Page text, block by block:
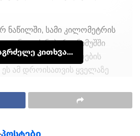
ნაწილში, სამი კილომეტრის
ყინულის ნაბურღ ნიმუშში
და მწერების
ეს ამ დროისათვის ყველაზე
დიდი კუნძული თითქმის
ჩაფლული, მაშინ, როდესაც
კითხვა...